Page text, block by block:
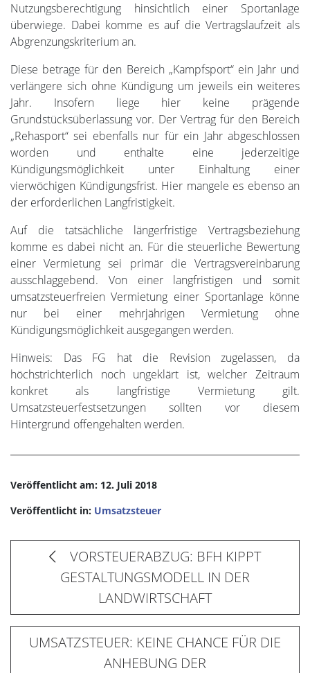
Nutzungsberechtigung hinsichtlich einer Sportanlage
überwiege. Dabei komme es auf die Vertragslaufzeit als
Abgrenzungskriterium an.
Diese betrage für den Bereich „Kampfsport“ ein Jahr und
verlängere sich ohne Kündigung um jeweils ein weiteres
Jahr. Insofern liege hier keine prägende
Grundstücksüberlassung vor. Der Vertrag für den Bereich
„Rehasport“ sei ebenfalls nur für ein Jahr abgeschlossen
worden und enthalte eine jederzeitige
Kündigungsmöglichkeit unter Einhaltung einer
vierwöchigen Kündigungsfrist. Hier mangele es ebenso an
der erforderlichen Langfristigkeit.
Auf die tatsächliche längerfristige Vertragsbeziehung
komme es dabei nicht an. Für die steuerliche Bewertung
einer Vermietung sei primär die Vertragsvereinbarung
ausschlaggebend. Von einer langfristigen und somit
umsatzsteuerfreien Vermietung einer Sportanlage könne
nur bei einer mehrjährigen Vermietung ohne
Kündigungsmöglichkeit ausgegangen werden.
Hinweis: Das FG hat die Revision zugelassen, da
höchstrichterlich noch ungeklärt ist, welcher Zeitraum
konkret als langfristige Vermietung gilt.
Umsatzsteuerfestsetzungen sollten vor diesem
Hintergrund offengehalten werden.
Veröffentlicht am: 12. Juli 2018
Veröffentlicht in: Umsatzsteuer
VORSTEUERABZUG: BFH KIPPT
GESTALTUNGSMODELL IN DER
LANDWIRTSCHAFT
UMSATZSTEUER: KEINE CHANCE FÜR DIE
ANHEBUNG DER